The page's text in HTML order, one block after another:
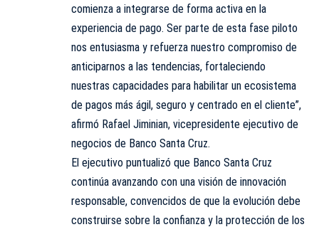
comienza a integrarse de forma activa en la
experiencia de pago. Ser parte de esta fase piloto
nos entusiasma y refuerza nuestro compromiso de
anticiparnos a las tendencias, fortaleciendo
nuestras capacidades para habilitar un ecosistema
de pagos más ágil, seguro y centrado en el cliente”,
afirmó Rafael Jiminian, vicepresidente ejecutivo de
negocios de Banco Santa Cruz.
El ejecutivo puntualizó que Banco Santa Cruz
continúa avanzando con una visión de innovación
responsable, convencidos de que la evolución debe
construirse sobre la confianza y la protección de los